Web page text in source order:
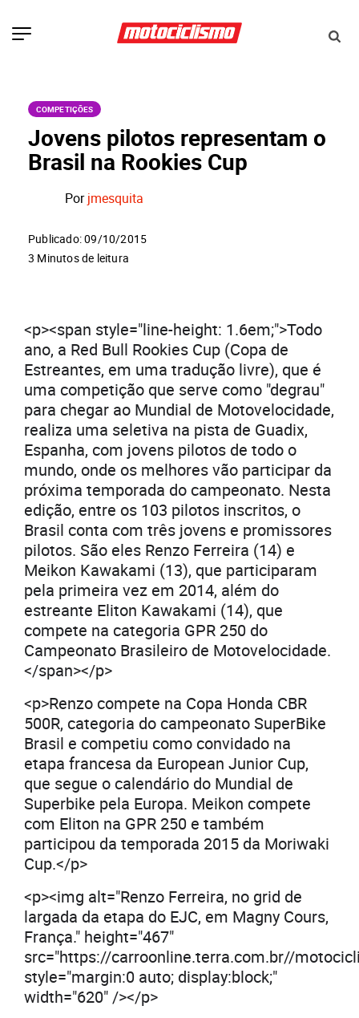
COMPETIÇÕES
Jovens pilotos representam o
Brasil na Rookies Cup
Porjmesquita
Publicado: 09/10/2015
3 Minutos de leitura
<p><span style="line-height: 1.6em;">Todo
ano, a Red Bull Rookies Cup (Copa de
Estreantes, em uma tradução livre), que é
uma competição que serve como "degrau"
para chegar ao Mundial de Motovelocidade,
realiza uma seletiva na pista de Guadix,
Espanha, com jovens pilotos de todo o
mundo, onde os melhores vão participar da
próxima temporada do campeonato. Nesta
edição, entre os 103 pilotos inscritos, o
Brasil conta com três jovens e promissores
pilotos. São eles Renzo Ferreira (14) e
Meikon Kawakami (13), que participaram
pela primeira vez em 2014, além do
estreante Eliton Kawakami (14), que
compete na categoria GPR 250 do
Campeonato Brasileiro de Motovelocidade.
</span></p>
<p>Renzo compete na Copa Honda CBR
500R, categoria do campeonato SuperBike
Brasil e competiu como convidado na
etapa francesa da European Junior Cup,
que segue o calendário do Mundial de
Superbike pela Europa. Meikon compete
com Eliton na GPR 250 e também
participou da temporada 2015 da Moriwaki
Cup.</p>
<p><img alt="Renzo Ferreira, no grid de
largada da etapa do EJC, em Magny Cours,
França." height="467"
src="https://carroonline.terra.com.br//
style="margin:0 auto; display:block;"
width="620" /></p>